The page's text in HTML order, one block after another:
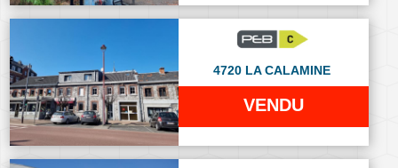
4720 LA CALAMINE
VENDU